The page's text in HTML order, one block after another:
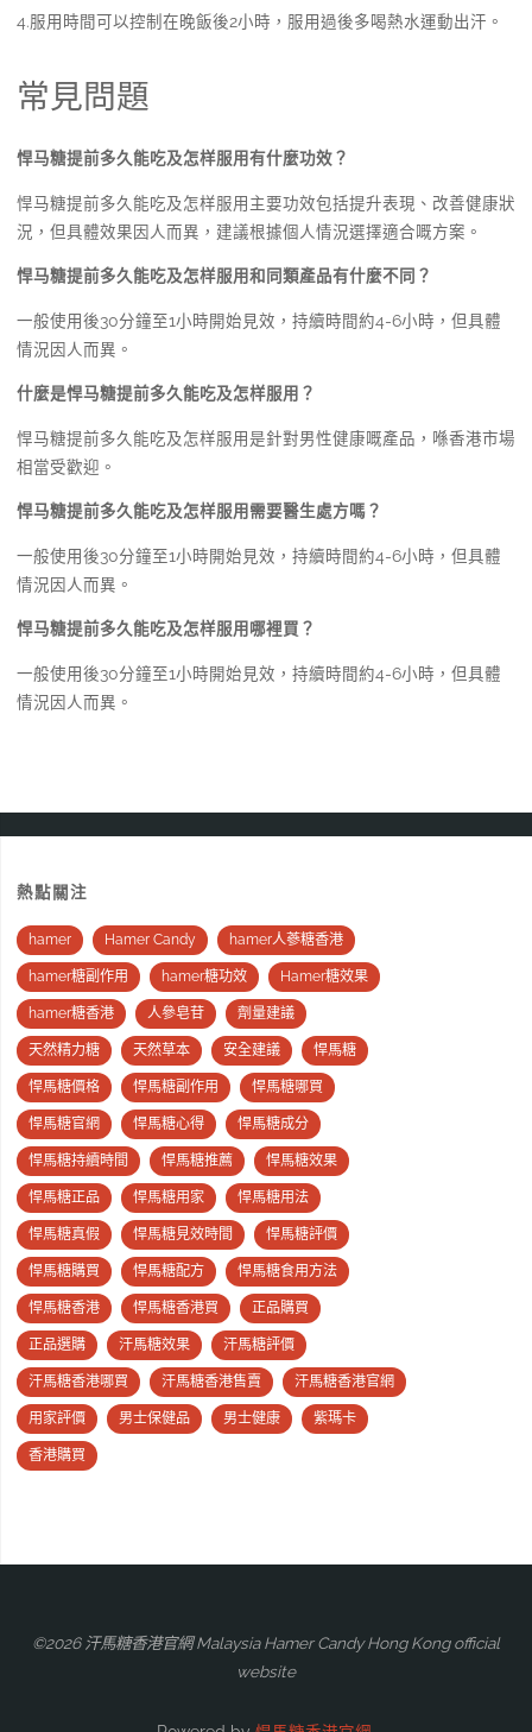
4.服用時間可以控制在晚飯後2小時，服用過後多喝熱水運動出汗。
常見問題
悍马糖提前多久能吃及怎样服用有什麼功效？
悍马糖提前多久能吃及怎样服用主要功效包括提升表現、改善健康狀
況，但具體效果因人而異，建議根據個人情況選擇適合嘅方案。
悍马糖提前多久能吃及怎样服用和同類產品有什麼不同？
一般使用後30分鐘至1小時開始見效，持續時間約4-6小時，但具體
情況因人而異。
什麼是悍马糖提前多久能吃及怎样服用？
悍马糖提前多久能吃及怎样服用是針對男性健康嘅產品，喺香港市場
相當受歡迎。
悍马糖提前多久能吃及怎样服用需要醫生處方嗎？
一般使用後30分鐘至1小時開始見效，持續時間約4-6小時，但具體
情況因人而異。
悍马糖提前多久能吃及怎样服用哪裡買？
一般使用後30分鐘至1小時開始見效，持續時間約4-6小時，但具體
情況因人而異。
熱點關注
hamer Hamer Candy hamer人蔘糖香港
hamer糖副作用 hamer糖功效 Hamer糖效果
hamer糖香港 人參皂苷 劑量建議
天然精力糖 天然草本 安全建議 悍馬糖
悍馬糖價格 悍馬糖副作用 悍馬糖哪買
悍馬糖官網 悍馬糖心得 悍馬糖成分
悍馬糖持續時間 悍馬糖推薦 悍馬糖效果
悍馬糖正品 悍馬糖用家 悍馬糖用法
悍馬糖真假 悍馬糖見效時間 悍馬糖評價
悍馬糖購買 悍馬糖配方 悍馬糖食用方法
悍馬糖香港 悍馬糖香港買 正品購買
正品選購 汗馬糖效果 汗馬糖評價
汗馬糖香港哪買 汗馬糖香港售賣 汗馬糖香港官網
用家評價 男士保健品 男士健康 紫瑪卡
香港購買
©2026 汗馬糖香港官網 Malaysia Hamer Candy Hong Kong official
website